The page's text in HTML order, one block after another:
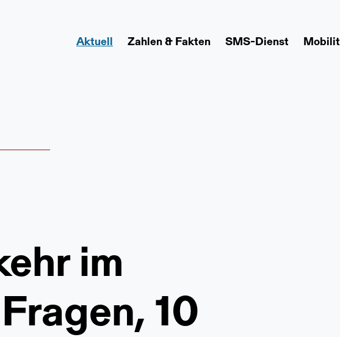
Aktuell Zahlen & Fakten SMS-Dienst
im
10